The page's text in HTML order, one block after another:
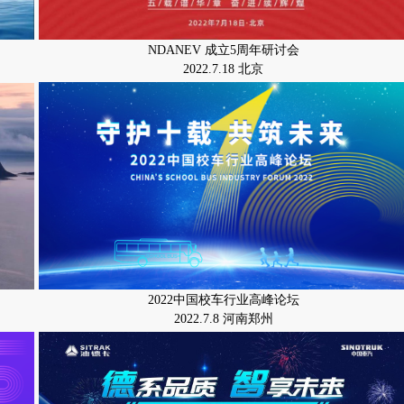
NDANEV 成立5周年研讨会
2022.7.18 北京
2022中国校车行业高峰论坛
2022.7.8 河南郑州